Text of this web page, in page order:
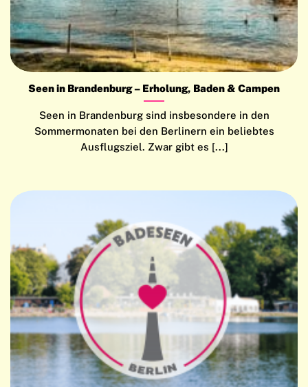
Seen in Brandenburg – Erholung, Baden & Campen
Seen in Brandenburg sind insbesondere in den
Sommermonaten bei den Berlinern ein beliebtes
Ausflugsziel. Zwar gibt es [...]